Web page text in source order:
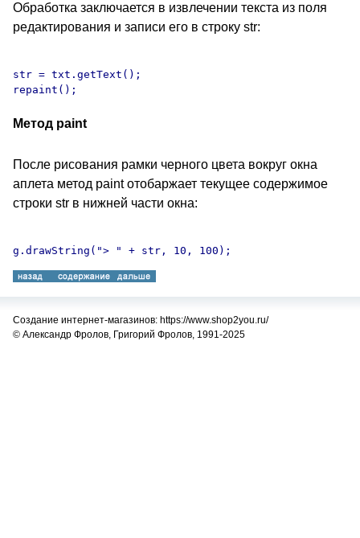
Обработка заключается в извлечении текста из поля
редактирования и записи его в строку str:
str = txt.getText();
Метод paint
После рисования рамки черного цвета вокруг окна
аплета метод paint отобаржает текущее содержимое
строки str в нижней части окна:
Создание интернет-магазинов: https://www.shop2you.ru/
© Александр Фролов, Григорий Фролов, 1991-2025